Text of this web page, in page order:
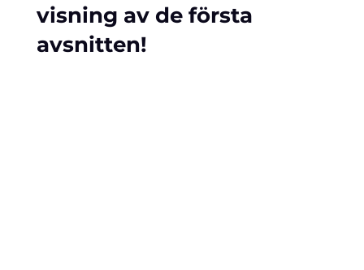
visning av de första
avsnitten!